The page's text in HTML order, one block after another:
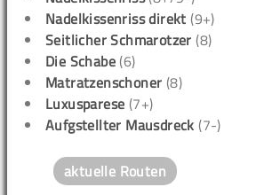
Nadelkissenriss direkt (9+)
Seitlicher Schmarotzer (8)
Die Schabe (6)
Matratzenschoner (8)
Luxusparese (7+)
Aufgstellter Mausdreck (7-)
aktuelle Routen